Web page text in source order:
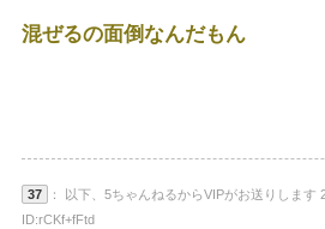
混ぜるの面倒なんだもん
37
： 以下、5ちゃんねるからVIPがお送りします
ID:rCKf+fFtd